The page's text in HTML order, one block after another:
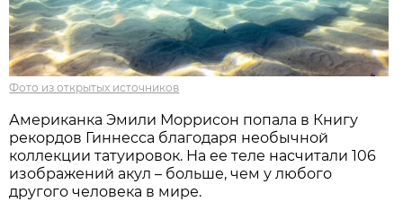
Фото из открытых источников
Американка Эмили Моррисон попала в Книгу
рекордов Гиннесса благодаря необычной
коллекции татуировок. На ее теле насчитали 106
изображений акул – больше, чем у любого
другого человека в мире.